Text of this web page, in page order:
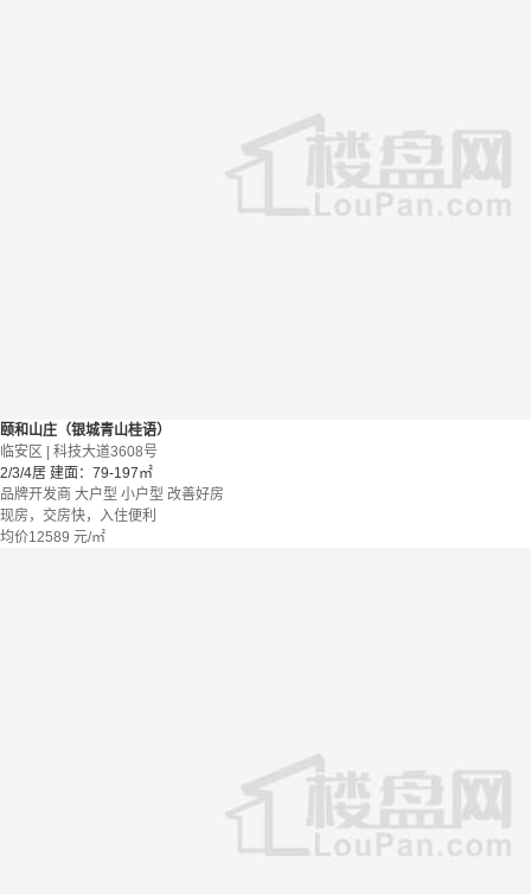
颐和山庄（银城青山桂语）
临安区 | 科技大道3608号
2/3/4居 建面：79-197㎡
品牌开发商 大户型 小户型 改善好房
现房，交房快，入住便利
均价12589 元/㎡